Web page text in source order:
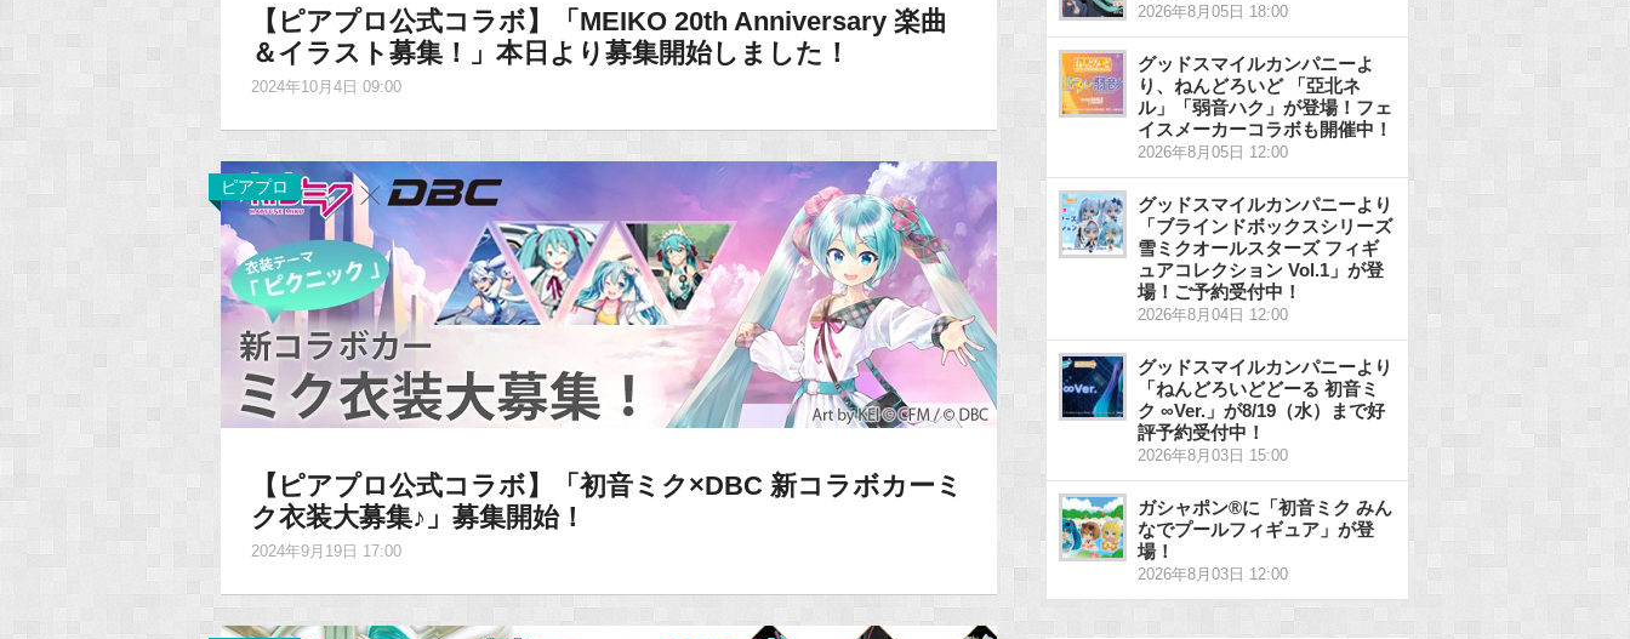
【ピアプロ公式コラボ】「MEIKO 20th Anniversary 楽曲
＆イラスト募集！」本日より募集開始しました！
2024年10月4日 09:00
ピアプロ
【ピアプロ公式コラボ】「初音ミク×DBC 新コラボカーミ
ク衣装大募集♪」募集開始！
2024年9月19日 17:00
2026年8月05日 18:00
グッドスマイルカンパニーよ
り、ねんどろいど 「亞北ネ
ル」「弱音ハク」が登場！フェ
イスメーカーコラボも開催中！
2026年8月05日 12:00
グッドスマイルカンパニーより
「ブラインドボックスシリーズ
雪ミクオールスターズ フィギ
ュアコレクション Vol.1」が登
場！ご予約受付中！
2026年8月04日 12:00
グッドスマイルカンパニーより
「ねんどろいどどーる 初音ミ
ク ∞Ver.」が8/19（水）まで好
評予約受付中！
2026年8月03日 15:00
ガシャポン®に「初音ミク みん
なでプールフィギュア」が登
場！
2026年8月03日 12:00